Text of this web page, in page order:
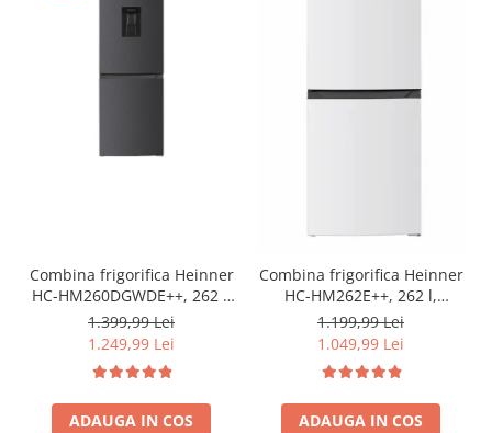
Combina frigorifica Heinner
HC-HM260DGWDE++, 262 l,
Clasa E, Dozator de apa,
Control electronic cu
cm, Gri antracit texturat
1.399,99 Lei
1.249,99 Lei
ADAUGA IN COS
Combina frigorifica Heinner
HC-HM262E++, 262 l,
Control electronic,
Iluminare LED, Usi
cm, Alb
1.199,99 Lei
1.049,99 Lei
ADAUGA IN COS